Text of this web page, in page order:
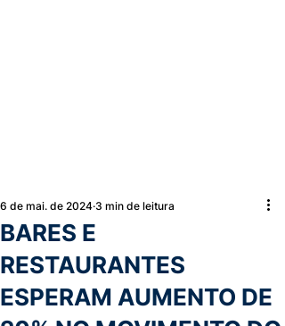
BARES E
RESTAURANTES
ESPERAM AUMENTO DE
6 de mai. de 2024 3 min de leitura